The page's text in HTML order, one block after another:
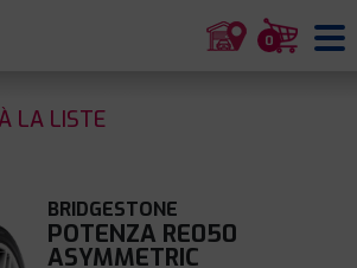
0
LA LISTE
BRIDGESTONE
POTENZA RE050
ASYMMETRIC